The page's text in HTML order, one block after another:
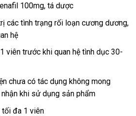
100mg, tá dược
các tình trạng rối loạn cương dương,
hệ
viên trước khi quan hệ tình dục 30-
chưa có tác dụng không mong
khi sử dụng sản phẩm
tối đa 1 viên